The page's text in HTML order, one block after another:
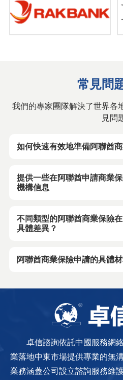
常見問
我們的專家團隊解決了世界各
見問
如何快速有效地準備阿聯酋
提供一些在阿聯酋申請商業
機構信息
不同類型的阿聯酋商業保險
具體差異？
阿聯酋商業保險申請的具體
卓信諮詢依託中國服務網
業落地中東市場提供專業的無
業務涵蓋公司設立諮詢服務維